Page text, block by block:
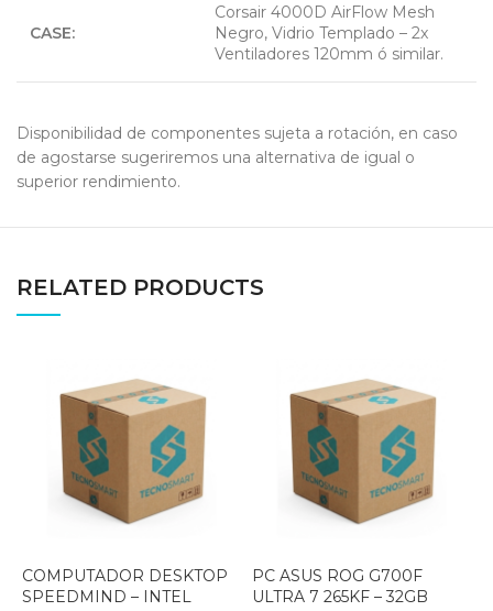
CASE:
Corsair 4000D AirFlow Mesh
Negro, Vidrio Templado – 2x
Ventiladores 120mm ó similar.
Disponibilidad de componentes sujeta a rotación, en caso
de agostarse sugeriremos una alternativa de igual o
superior rendimiento.
RELATED PRODUCTS
COMPUTADOR DESKTOP
SPEEDMIND – INTEL
PC ASUS ROG G700F
ULTRA 7 265KF – 32GB